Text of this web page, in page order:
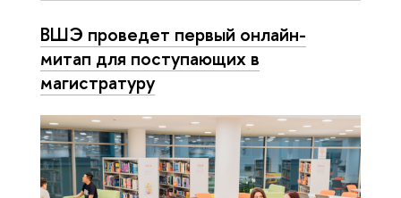
ВШЭ проведет первый онлайн-
митап для поступающих в
магистратуру